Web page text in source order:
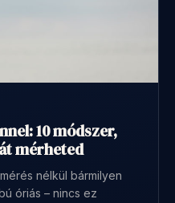
10 módszer,
mérheted
nélkül bármilyen
óriás – nincs ez